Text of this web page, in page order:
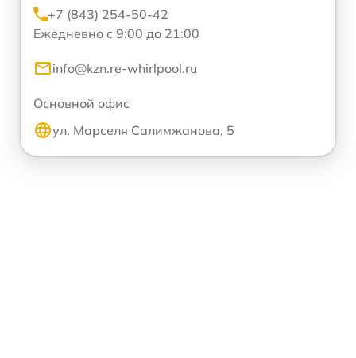
+7 (843) 254-50-42
Ежедневно с 9:00 до 21:00
info@kzn.re-whirlpool.ru
Основной офис
ул. Марселя Салимжанова, 5